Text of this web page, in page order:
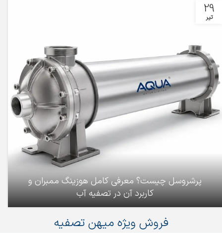
29
تیر
پرشروسل چیست؟ معرفی کامل هوزینگ ممبران و
کاربرد آن در تصفیه آب
فروش ویژه میهن تصفیه